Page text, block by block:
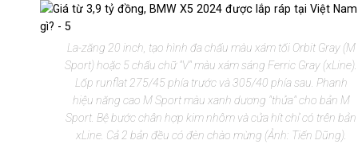
La-zăng 20 inch, tạo hình đa chấu màu xám tối Orbit Gray (M
Sport) hoặc 5 chấu chữ "V" màu xám sáng Ferric Gray (xLine).
Lốp runflat 275/45 phía trước và 305/40 phía sau. Phanh
hiệu năng cao M Sport màu xanh dương "thửa" cho bản M
Sport. Bệ bước chân hợp kim nhôm và cửa hít chỉ có trên bản
xLine. Cả 2 bản đều có đèn chào mừng (Ảnh: Tiến Dũng).